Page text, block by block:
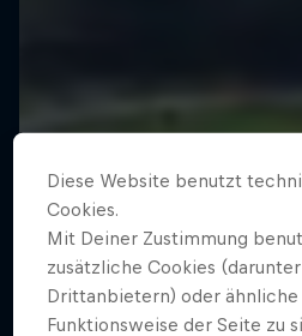
Diese Website benutzt
Cookies.
Mit Deiner Zustimmung
zusätzliche Cookies
Drittanbietern) oder ähnliche
Funktionsweise der Seite zu